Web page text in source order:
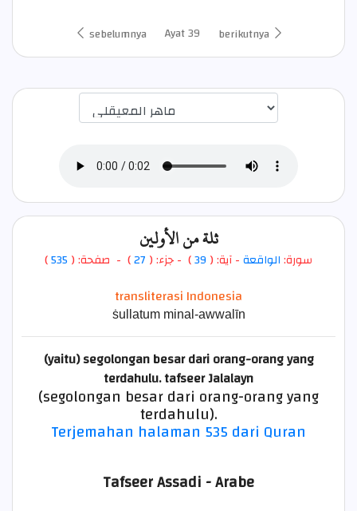
sebelumnya Ayat 39 berikutnya
اختيار قارئ الآية
ثلة من الأولين
سورة:الواقعة- آية: (39
) - جزء: ( 27) - صفحة: ( 535
)
transliterasi Indonesia
ṡullatum minal-awwalīn
(yaitu) segolongan besar dari orang-orang yang
terdahulu.tafseer Jalalayn
(segolongan besar dari orang-orang yang
terdahulu).
Terjemahan halaman 535 dari Quran
Tafseer Assadi - Arabe